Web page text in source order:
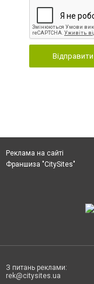
Відправити
Реклама на сайті
Франшиза "CitySites"
З питань реклами:
rek@citysites.ua